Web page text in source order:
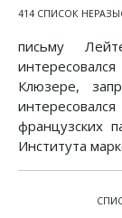
414 СПИСОК
письму
Клюзере,
французских
Института